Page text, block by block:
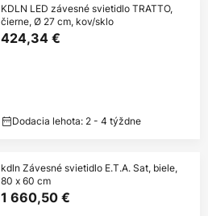
KDLN LED závesné svietidlo TRATTO,
čierne, Ø 27 cm, kov/sklo
424,34 €
Dodacia lehota: 2 - 4 týždne
kdln Závesné svietidlo E.T.A. Sat, biele,
80 x 60 cm
1 660,50 €